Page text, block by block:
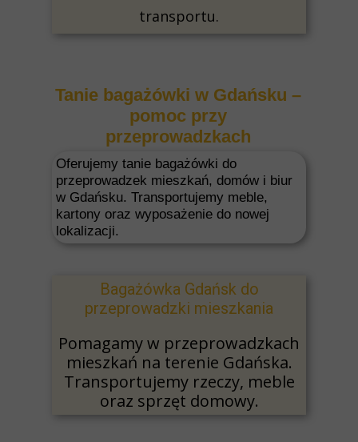
transportu.
Bagażówka Gdańsk do
przeprowadzki mieszkania
Pomagamy w przeprowadzkach
mieszkań na terenie Gdańska.
Transportujemy rzeczy, meble
oraz sprzęt domowy.
Oferujemy tanie bagażówki do
przeprowadzek mieszkań, domów i biur
w Gdańsku. Transportujemy meble,
kartony oraz wyposażenie do nowej
lokalizacji.
Tanie bagażówki w Gdańsku –
pomoc przy
przeprowadzkach